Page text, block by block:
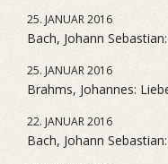
25. JANUAR 2016
Bach, Johann
25. JANUAR 2016
Brahms, Johannes:
22. JANUAR 2016
Bach, Johann